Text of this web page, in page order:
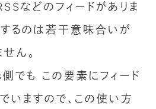
などのフィードがありま
するのは若干意味合いが
ん。
でも この要素にフィード
いますので、この使い方